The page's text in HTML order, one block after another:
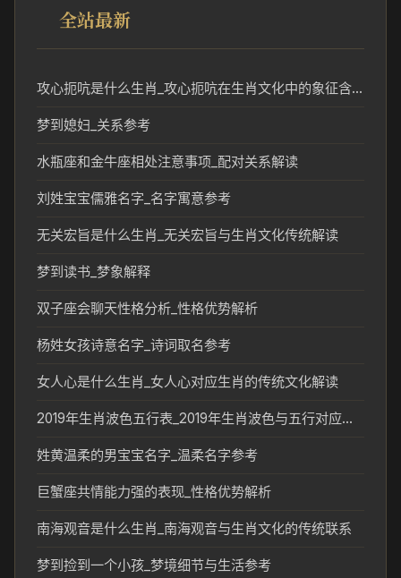
全站最新
攻心扼吭是什么生肖_攻心扼吭在生肖文化中的象征含义
梦到媳妇_关系参考
水瓶座和金牛座相处注意事项_配对关系解读
刘姓宝宝儒雅名字_名字寓意参考
无关宏旨是什么生肖_无关宏旨与生肖文化传统解读
梦到读书_梦象解释
双子座会聊天性格分析_性格优势解析
杨姓女孩诗意名字_诗词取名参考
女人心是什么生肖_女人心对应生肖的传统文化解读
2019年生肖波色五行表_2019年生肖波色与五行对应关系解析
姓黄温柔的男宝宝名字_温柔名字参考
巨蟹座共情能力强的表现_性格优势解析
南海观音是什么生肖_南海观音与生肖文化的传统联系
梦到捡到一个小孩_梦境细节与生活参考